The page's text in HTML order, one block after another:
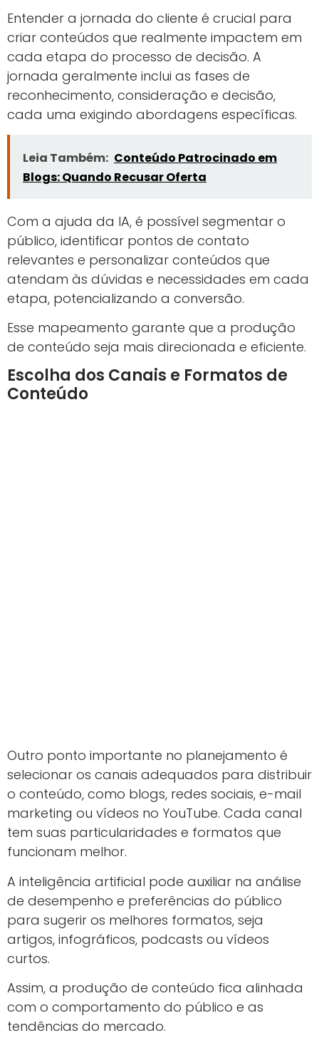
Entender a jornada do cliente é crucial para
criar conteúdos que realmente impactem em
cada etapa do processo de decisão. A
jornada geralmente inclui as fases de
reconhecimento, consideração e decisão,
cada uma exigindo abordagens específicas.
Leia Também: Conteúdo Patrocinado em
Blogs: Quando Recusar Oferta
Com a ajuda da IA, é possível segmentar o
público, identificar pontos de contato
relevantes e personalizar conteúdos que
atendam às dúvidas e necessidades em cada
etapa, potencializando a conversão.
Esse mapeamento garante que a produção
de conteúdo seja mais direcionada e eficiente.
Escolha dos Canais e Formatos de
Conteúdo
Outro ponto importante no planejamento é
selecionar os canais adequados para distribuir
o conteúdo, como blogs, redes sociais, e-mail
marketing ou vídeos no YouTube. Cada canal
tem suas particularidades e formatos que
funcionam melhor.
A inteligência artificial pode auxiliar na análise
de desempenho e preferências do público
para sugerir os melhores formatos, seja
artigos, infográficos, podcasts ou vídeos
curtos.
Assim, a produção de conteúdo fica alinhada
com o comportamento do público e as
tendências do mercado.